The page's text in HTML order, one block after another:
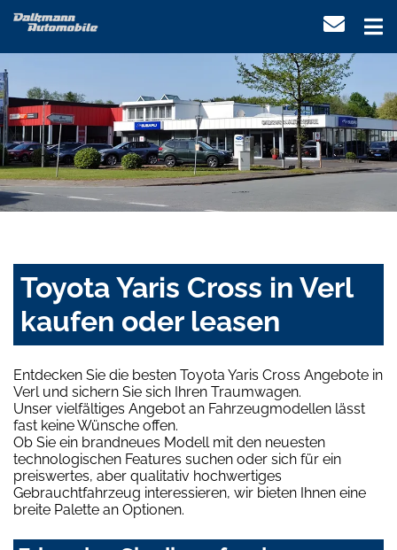
Toyota Yaris Cross in Verl
kaufen oder leasen
Entdecken Sie die besten Toyota Yaris Cross Angebote in
Verl und sichern Sie sich Ihren Traumwagen.
Unser vielfältiges Angebot an Fahrzeugmodellen lässt
fast keine Wünsche offen.
Ob Sie ein brandneues Modell mit den neuesten
technologischen Features suchen oder sich für ein
preiswertes, aber qualitativ hochwertiges
Gebrauchtfahrzeug interessieren, wir bieten Ihnen eine
breite Palette an Optionen.